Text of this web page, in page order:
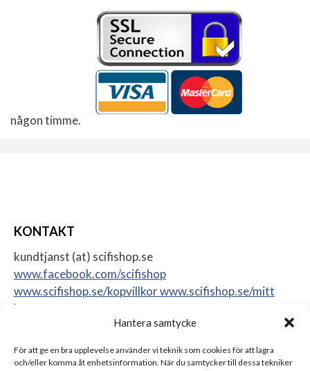
Hantera samtycke
För att ge en bra upplevelse använder vi teknik som cookies för att lagra
och/eller komma åt enhetsinformation. När du samtycker till dessa tekniker
någon timme.
KONTAKT
kundtjanst (at) scifishop.se
www.facebook.com/scifishop
www.scifishop.se/kopvillkorwww.scifishop.se/mitt
konto
Sweden